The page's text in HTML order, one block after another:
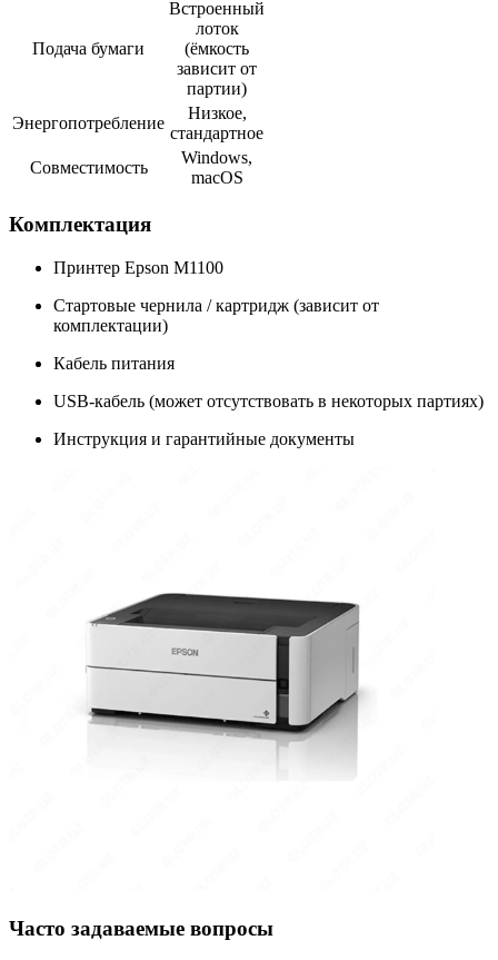
Подача бумаги
Встроенный
лоток
(ёмкость
зависит от
партии)
Энергопотребление
Низкое,
стандартное
Совместимость
Windows,
macOS
Комплектация
Принтер Epson M1100
Стартовые чернила / картридж (зависит от
комплектации)
Кабель питания
USB-кабель (может отсутствовать в некоторых партиях)
Инструкция и гарантийные документы
Часто задаваемые вопросы